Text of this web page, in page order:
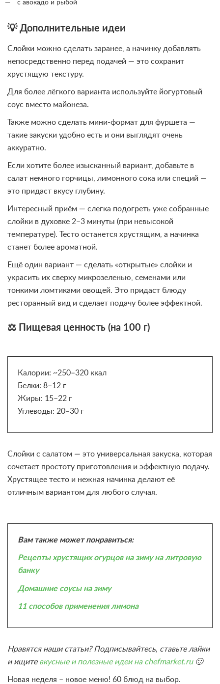
с авокадо и рыбой
💡 Дополнительные идеи
Слойки можно сделать заранее, а начинку добавлять
непосредственно перед подачей — это сохранит
хрустящую текстуру.
Для более лёгкого варианта используйте йогуртовый
соус вместо майонеза.
Также можно сделать мини-формат для фуршета —
такие закуски удобно есть и они выглядят очень
аккуратно.
Если хотите более изысканный вариант, добавьте в
салат немного горчицы, лимонного сока или специй —
это придаст вкусу глубину.
Интересный приём — слегка подогреть уже собранные
слойки в духовке 2–3 минуты (при невысокой
температуре). Тесто останется хрустящим, а начинка
станет более ароматной.
Ещё один вариант — сделать «открытые» слойки и
украсить их сверху микрозеленью, семенами или
тонкими ломтиками овощей. Это придаст блюду
ресторанный вид и сделает подачу более эффектной.
⚖ Пищевая ценность (на 100 г)
Калории: ~250–320 ккал
Белки: 8–12 г
Жиры: 15–22 г
Углеводы: 20–30 г
Слойки с салатом — это универсальная закуска, которая
сочетает простоту приготовления и эффектную подачу.
Хрустящее тесто и нежная начинка делают её
отличным вариантом для любого случая.
Вам также может понравиться:
Рецепты хрустящих огурцов на зиму на литровую
банку
Домашние соусы на зиму
11 способов применения лимона
Нравятся наши статьи? Подписывайтесь, ставьте лайки
и ищите вкусные и полезные идеи на chefmarket.ru 🙂
Новая неделя – новое меню! 60 блюд на выбор.